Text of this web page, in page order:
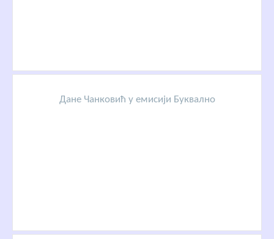
Дане Чанковић у емисији Буквално